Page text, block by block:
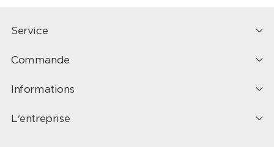
Service
Commande
Informations
L'entreprise